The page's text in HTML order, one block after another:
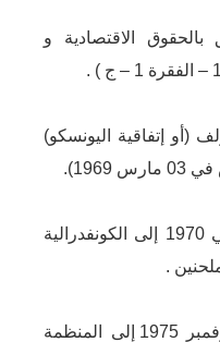
الاقتصادية و
(أو إتفاقية اليونسكو)
- انضمام تونس في 1 جانفي 1970 إلى الكونفدرالية
.
- انضمام تونس في 28 نوفمبر 1975 إلى المنظمة